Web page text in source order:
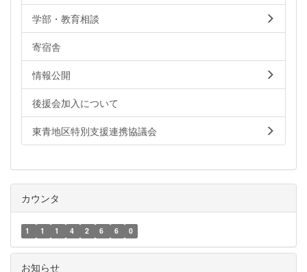
学部・教育相談
寄宿舎
情報公開
後援会加入について
東青地区特別支援連携協議会
カウンタ
1 1 1 4 2 6 6 0
お知らせ